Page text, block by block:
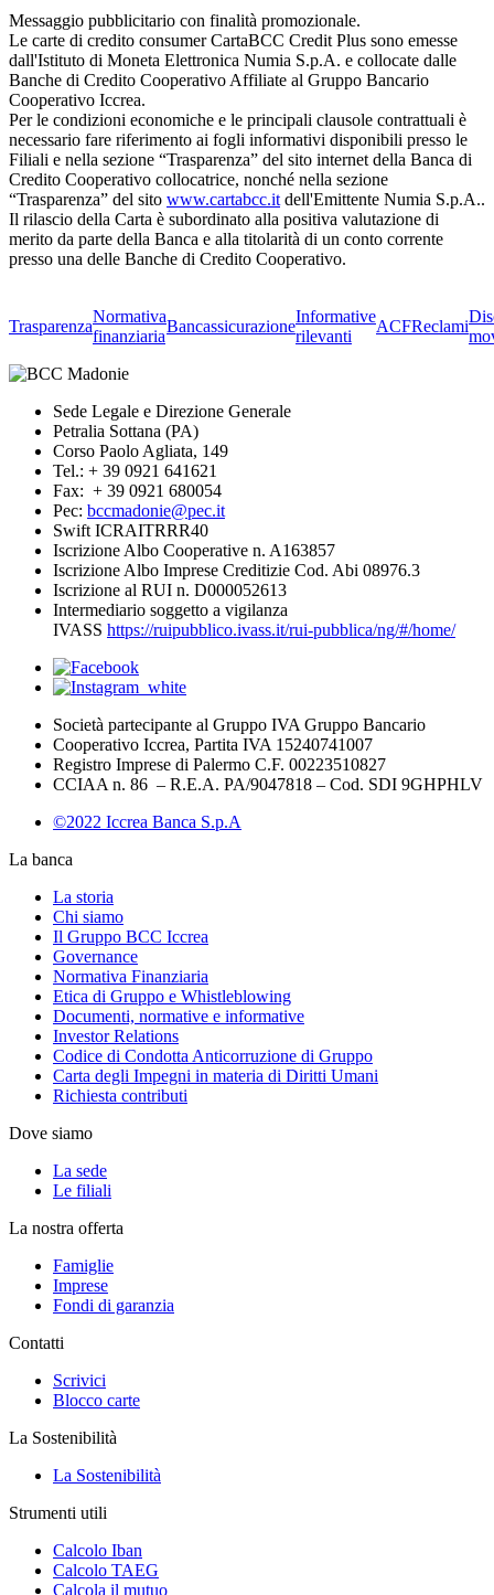
Messaggio pubblicitario con finalità promozionale.
Le carte di credito consumer CartaBCC Credit Plus sono emesse
dall'Istituto di Moneta Elettronica Numia S.p.A. e collocate dalle
Banche di Credito Cooperativo Affiliate al Gruppo Bancario
Cooperativo Iccrea.
Per le condizioni economiche e le principali clausole contrattuali è
necessario fare riferimento ai fogli informativi disponibili presso le
Filiali e nella sezione “Trasparenza” del sito internet della Banca di
Credito Cooperativo collocatrice, nonché nella sezione
“Trasparenza” del sito www.cartabcc.it dell'Emittente Numia S.p.A..
Il rilascio della Carta è subordinato alla positiva valutazione di
merito da parte della Banca e alla titolarità di un conto corrente
presso una delle Banche di Credito Cooperativo.
Trasparenza
Normativa
finanziaria
Bancassicurazione
Informative
rilevanti
ACFReclami
Sede Legale e Direzione Generale
Petralia Sottana (PA)
Corso Paolo Agliata, 149
Tel.: + 39 0921 641621
Fax: + 39 0921 680054
Pec: bccmadonie@pec.it
Swift ICRAITRRR40
Iscrizione Albo Cooperative n. A163857
Iscrizione Albo Imprese Creditizie Cod. Abi 08976.3
Iscrizione al RUI n. D000052613
Intermediario soggetto a vigilanza
IVASS https://ruipubblico.ivass.it/rui-pubblica/ng/#/home/
Società partecipante al Gruppo IVA Gruppo Bancario
Cooperativo Iccrea, Partita IVA 15240741007
Registro Imprese di Palermo C.F. 00223510827
CCIAA n. 86 – R.E.A. PA/9047818 – Cod. SDI 9GHPHLV
©2022 Iccrea Banca S.p.A
La banca
La storia
Chi siamo
Il Gruppo BCC Iccrea
Governance
Normativa Finanziaria
Etica di Gruppo e Whistleblowing
Documenti, normative e informative
Investor Relations
Codice di Condotta Anticorruzione di Gruppo
Carta degli Impegni in materia di Diritti Umani
Richiesta contributi
Dove siamo
La sede
Le filiali
La nostra offerta
Famiglie
Imprese
Fondi di garanzia
Contatti
Scrivici
Blocco carte
La Sostenibilità
La Sostenibilità
Strumenti utili
Calcolo Iban
Calcolo TAEG
Calcola il mutuo